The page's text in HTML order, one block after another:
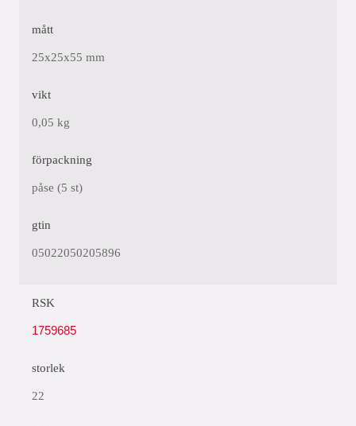
mått
25x25x55 mm
vikt
0,05 kg
förpackning
påse (5 st)
gtin
05022050205896
RSK
1759685
storlek
22